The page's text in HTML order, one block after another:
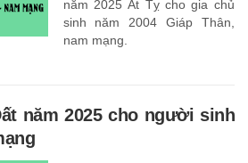
năm 2025 Ất Tỵ cho gia chủ
sinh năm 2004 Giáp Thân,
nam mạng.
năm 2025 cho người sinh